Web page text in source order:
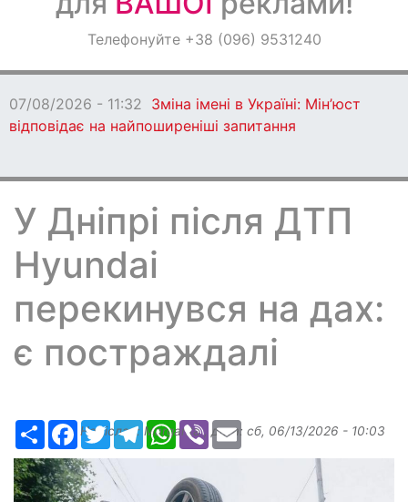
ОголошенняТелефонуйте +38 (096) 9531240
07/08/2026 - 11:32 Зміна імені в Україні: Мін’юст
відповідає на найпоширеніші запитання
У Дніпрі після ДТП
Hyundai
перекинувся на дах:
є постраждалі
РесурсFacebook
TwitterTelegramWhatsApp
ViberEmail
Надіслав: Margarita, дата: сб, 06/13/2026 - 10:03